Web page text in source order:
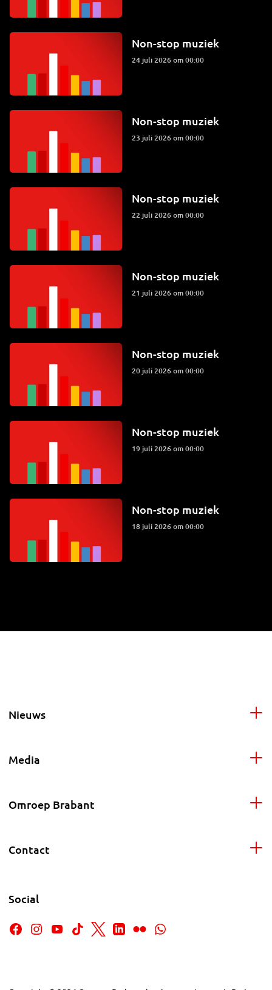
Non-stop muziek
24 juli 2026 om 00:00
Non-stop muziek
23 juli 2026 om 00:00
Non-stop muziek
22 juli 2026 om 00:00
Non-stop muziek
21 juli 2026 om 00:00
Non-stop muziek
20 juli 2026 om 00:00
Non-stop muziek
19 juli 2026 om 00:00
Non-stop muziek
18 juli 2026 om 00:00
Nieuws
Media
Omroep Brabant
Contact
Social